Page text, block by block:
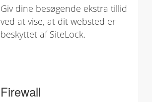
Giv dine besøgende ekstra tillid
ved at vise, at dit websted er
beskyttet af SiteLock.
Firewall